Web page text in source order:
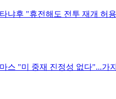
냐후 "휴전해도 전투 재개 허
스 "미 중재 진정성 없다"...가